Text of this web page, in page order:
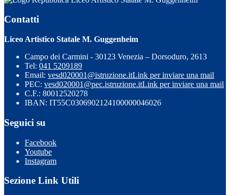
Contatti
Liceo Artistico Statale M. Guggenheim
Campo dei Carmini - 30123 Venezia – Dorsoduro, 2613
Tel: 041 5209189
Email: vesd020001@istruzione.itLink per inviare una mail
PEC: vesd020001@pec.istruzione.itLink per inviare una mail
C.F.: 80012520278
IBAN: IT55C0306902124100000046026
Seguici su
Facebook
Youtube
Instagram
Sezione Link Utili